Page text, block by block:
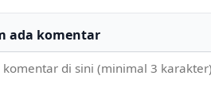
ada komentar